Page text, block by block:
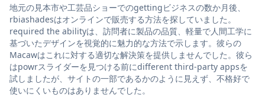
地元の見本市や工芸品ショーでのgettingビジネスの数か月後、
rbiashadesはオンラインで販売する方法を探していました。
required the abilityは、訪問者に製品の品質、軽量で人間工学に
基づいたデザインを視覚的に魅力的な方法で示します。彼らの
Macawはこれに対する適切な解決策を提供しませんでした。彼ら
はpowrスライダーを見つける前にdifferent third-party appsを
試しましたが、サイトの一部であるかのように見えず、不格好で
使いにくいものはありませんでした。